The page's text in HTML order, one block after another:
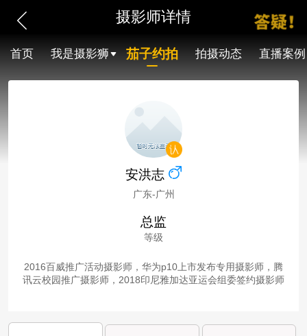
摄影师详情
首页 我是摄影狮 茄子约拍 拍摄动态 直播案例
安洪志
广东-广州
总监
等级
2016百威推广活动摄影师，华为p10上市发布专用摄影师，腾
讯云校园推广摄影师，2018印尼雅加达亚运会组委签约摄影师